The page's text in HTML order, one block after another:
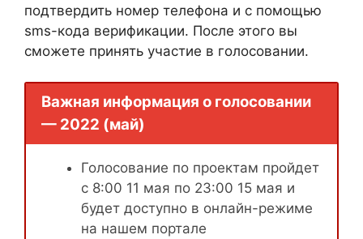
подтвердить номер телефона и с помощью
sms-кода верификации. После этого вы
сможете принять участие в голосовании.
Важная информация о голосовании
— 2022 (май)
Голосование по проектам пройдет
с 8:00 11 мая по 23:00 15 мая и
будет доступно в онлайн-режиме
на нашем портале